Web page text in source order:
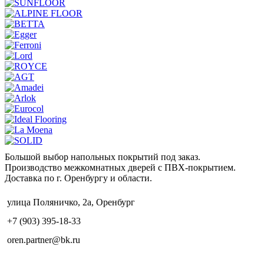
Большой выбор напольных покрытий под заказ.
Производство межкомнатных дверей с ПВХ-покрытием.
Доставка по г. Оренбургу и области.
улица Поляничко, 2а, Оренбург
+7 (903) 395-18-33
oren.partner@bk.ru